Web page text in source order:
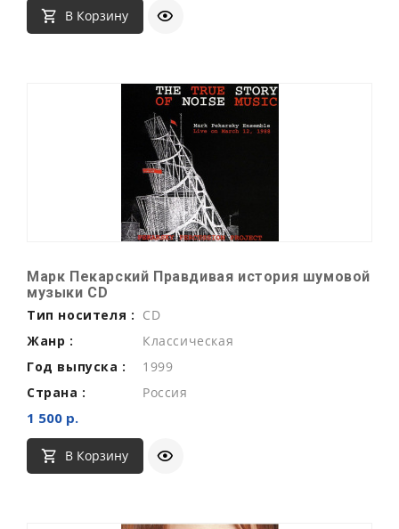
В Корзину
Марк Пекарский Правдивая история шумовой
музыки CD
Тип носителя : CD
Жанр :
Классическая
Год выпуска :
1999
Страна :
Россия
1 500 р.
В Корзину